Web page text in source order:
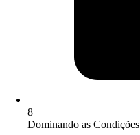
8
Dominando as Condições